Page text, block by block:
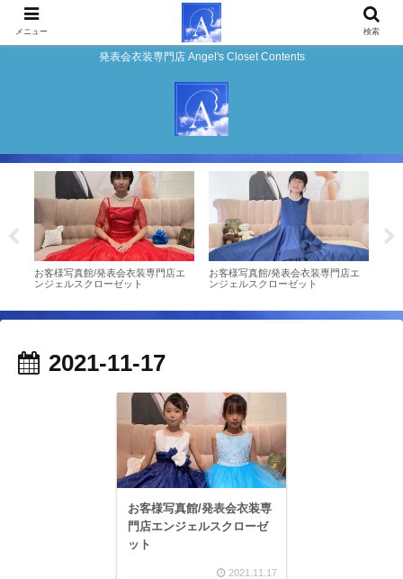
発表会衣装専門店 Angel's Closet Contents
お客様写真館/発表会衣装専門店エ
ンジェルスクローゼット
お客様写真館/発表会衣装専門店エ
ンジェルスクローゼット
2021-11-17
お客様写真館/発表会衣装専
門店エンジェルスクローゼ
ット
2021.11.17
メニュー 検索